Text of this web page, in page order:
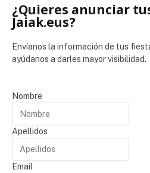
¿Quieres anunciar
Jaiak.eus?
Envíanos la información de tus
ayúdanos a darles mayor visibilidad.
Nombre
Apellidos
Email